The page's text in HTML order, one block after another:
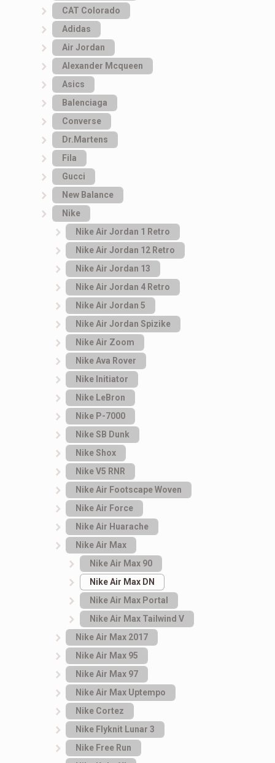
САТ Colorado
Adidas
Air Jordan
Alexander Mcqueen
Asics
Balenciaga
Converse
Dr.Martens
Fila
Gucci
New Balance
Nike
Nike Air Jordan 1 Retro
Nike Air Jordan 12 Retro
Nike Air Jordan 13
Nike Air Jordan 4 Retro
Nike Air Jordan 5
Nike Air Jordan Spizike
Nike Air Zoom
Nike Ava Rover
Nike Initiator
Nike LeBron
Nike P-7000
Nike SB Dunk
Nike Shox
Nike V5 RNR
Nike Air Footscape Woven
Nike Air Force
Nike Air Huarache
Nike Air Max
Nike Air Max 90
Nike Air Max DN
Nike Air Max Portal
Nike Air Max Tailwind V
Nike Air Max 2017
Nike Air Max 95
Nike Air Max 97
Nike Air Max Uptempo
Nike Cortez
Nike Flyknit Lunar 3
Nike Free Run